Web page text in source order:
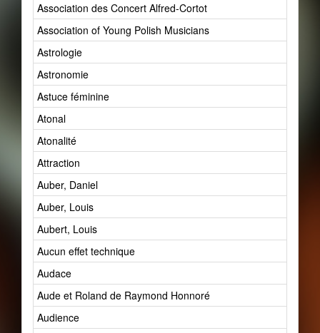
Association des Concert Alfred-Cortot
Association of Young Polish Musicians
Astrologie
Astronomie
Astuce féminine
Atonal
Atonalité
Attraction
Auber, Daniel
Auber, Louis
Aubert, Louis
Aucun effet technique
Audace
Aude et Roland de Raymond Honnoré
Audience